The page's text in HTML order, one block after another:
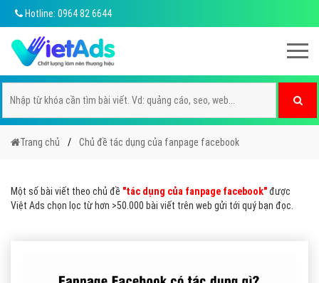
Hotline: 0964 82 6644
Trang chủ Chủ đề tác dụng của fanpage facebook
Một số bài viết theo chủ đề "tác dụng của fanpage facebook"được
Việt Ads chọn lọc từ hơn >50.000 bài viết trên web gửi tới quý bạn đọc.